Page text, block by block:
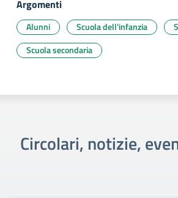
Argomenti
Alunni Scuola dell'infanzia
Scuola secondaria
Circolari, notizie,